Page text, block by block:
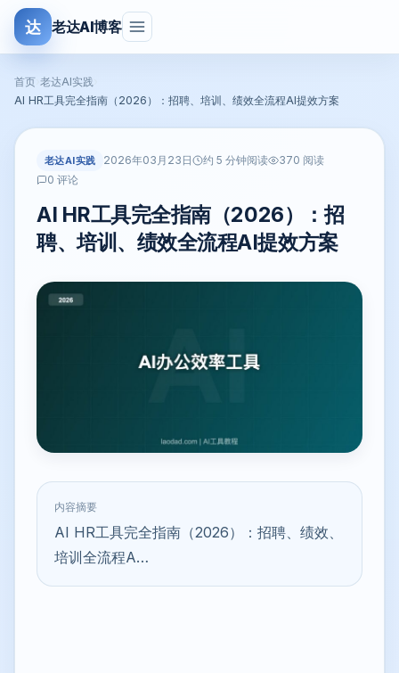
达 老达AI博客
首页 老达AI实践
AI HR工具完全指南（2026）：招聘、培训、绩效全流程AI提效方案
老达AI实践 2026年03月23日 约 5 分钟阅读
370 阅读
0 评论
AI HR工具完全指南（2026）：招
聘、培训、绩效全流程AI提效方案
内容摘要
AI HR工具完全指南（2026）：招聘、绩效、
培训全流程A…